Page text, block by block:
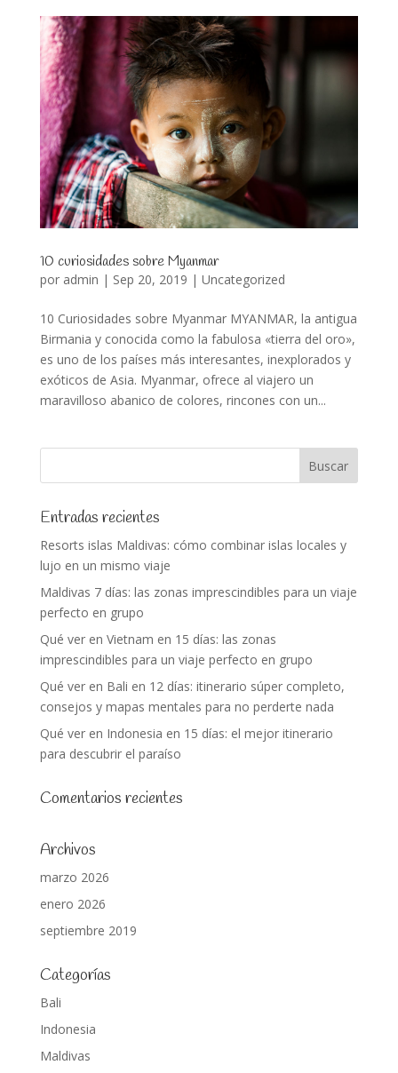
10 curiosidades sobre Myanmar
por admin | Sep 20, 2019 | Uncategorized
10 Curiosidades sobre Myanmar MYANMAR, la antigua
Birmania y conocida como la fabulosa «tierra del oro»,
es uno de los países más interesantes, inexplorados y
exóticos de Asia. Myanmar, ofrece al viajero un
maravilloso abanico de colores, rincones con un...
Entradas recientes
Resorts islas Maldivas: cómo combinar islas locales y
lujo en un mismo viaje
Maldivas 7 días: las zonas imprescindibles para un viaje
perfecto en grupo
Qué ver en Vietnam en 15 días: las zonas
imprescindibles para un viaje perfecto en grupo
Qué ver en Bali en 12 días: itinerario súper completo,
consejos y mapas mentales para no perderte nada
Qué ver en Indonesia en 15 días: el mejor itinerario
para descubrir el paraíso
Comentarios recientes
Archivos
marzo 2026
enero 2026
septiembre 2019
Categorías
Bali
Indonesia
Maldivas